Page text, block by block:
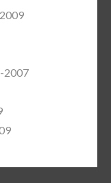
2007